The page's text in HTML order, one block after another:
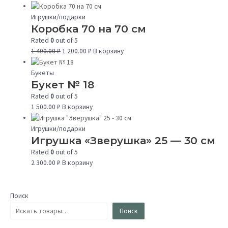
Поиск
Поиск
Игрушки/подарки
Коробка 70 на 70 см
Rated0out of 5
1 400.00₽1 200.00₽ В корзину
Букеты
Букет № 18
Rated0out of 5
1 500.00₽ В корзину
Игрушки/подарки
Игрушка «Зверушка» 25 — 30 см
Rated0out of 5
2 300.00₽ В корзину